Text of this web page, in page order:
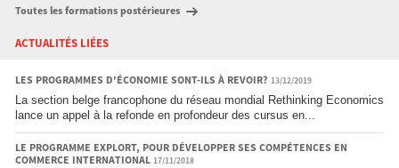
Toutes les formations postérieures
ACTUALITÉS LIÉES
LES PROGRAMMES D'ÉCONOMIE SONT-ILS À REVOIR? 13/12/2019
La section belge francophone du réseau mondial Rethinking Economics
lance un appel à la refonde en profondeur des cursus en...
LE PROGRAMME EXPLORT, POUR DÉVELOPPER SES COMPÉTENCES EN
COMMERCE INTERNATIONAL 17/11/2018